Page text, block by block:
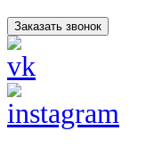
Заказать звонок